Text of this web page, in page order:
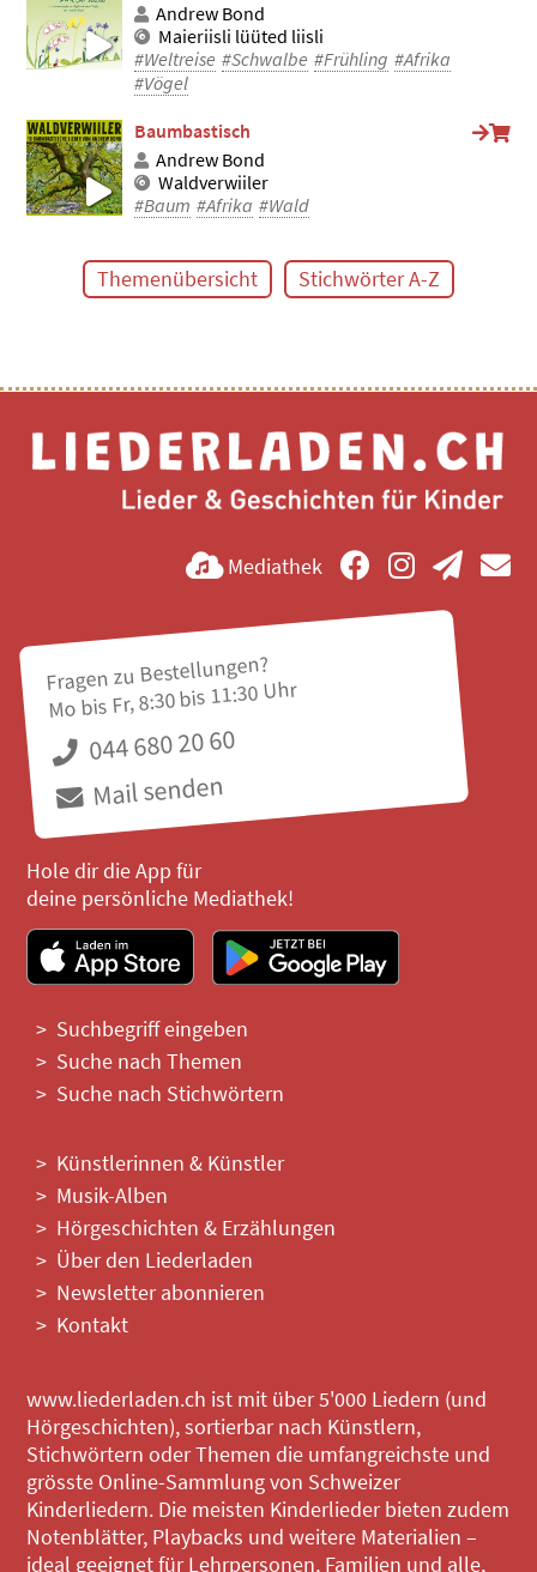
Andrew Bond
Maieriisli lüüted liisli
#Weltreise #Schwalbe #Frühling #Afrika
#Vögel
Baumbastisch
Andrew Bond
Waldverwiiler
#Baum #Afrika #Wald
Themenübersicht Stichwörter A-Z
Mediathek
Fragen zu Bestellungen?
Mo bis Fr, 8:30 bis 11:30 Uhr
044 680 20 60
Mail senden
Hole dir die App für
deine persönliche Mediathek!
Suchbegriff eingeben
Suche nach Themen
Suche nach Stichwörtern
Künstlerinnen & Künstler
Musik-Alben
Hörgeschichten & Erzählungen
Über den Liederladen
Newsletter abonnieren
Kontakt
www.liederladen.ch ist mit über 5'000 Liedern (und
Hörgeschichten), sortierbar nach Künstlern,
Stichwörtern oder Themen die umfangreichste und
grösste Online-Sammlung von Schweizer
Kinderliedern. Die meisten Kinderlieder bieten zudem
Notenblätter, Playbacks und weitere Materialien –
ideal geeignet für Lehrpersonen, Familien und alle,